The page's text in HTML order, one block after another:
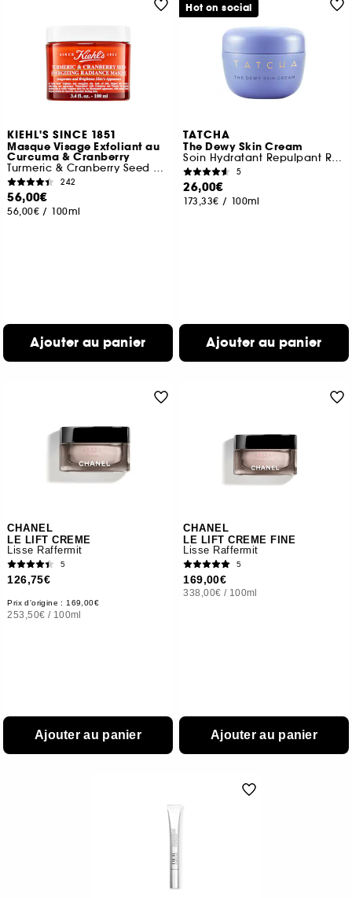
KIEHL'S SINCE 1851
Masque Visage Exfoliant au
Curcuma & Cranberry
Turmeric & Cranberry Seed Mask
242
56,00€
56,00€ / 100ml
Ajouter au panier
TATCHA
The Dewy Skin Cream
Soin Hydratant Repulpant Riche Format Voyage
5
26,00€
173,33€ / 100ml
Ajouter au panier
Hot on social
CHANEL
LE LIFT CREME
Lisse Raffermit
5
126,75€
Prix d'origine : 169,00€
253,50€ / 100ml
Ajouter au panier
CHANEL
LE LIFT CREME FINE
Lisse Raffermit
5
169,00€
338,00€ / 100ml
Ajouter au panier